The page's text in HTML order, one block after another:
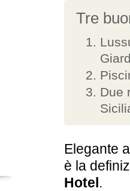
Tre
Due
Elegante
è la
Hotel.